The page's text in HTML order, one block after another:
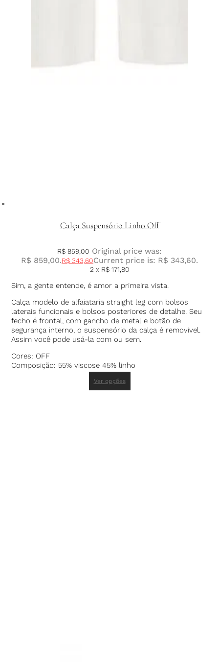
Calça Suspensório Linho Off
R$859,00 Original price was:
R$ 859,00.R$ 343,60Current price is: R$ 343,60.
2 x R$171,80
Sim, a gente entende, é amor a primeira vista.
Calça modelo de alfaiataria straight leg com bolsos
laterais funcionais e bolsos posteriores de detalhe. Seu
fecho é frontal, com gancho de metal e botão de
segurança interno, o suspensório da calça é removível.
Assim você pode usá-la com ou sem.
Cores: OFF
Composição: 55% viscose 45% linho
Ver opções